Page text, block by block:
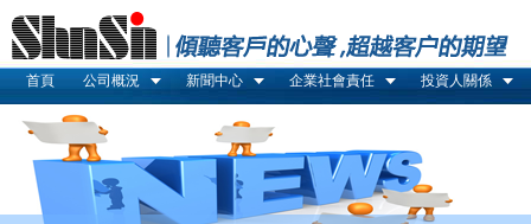
首頁 公司概況 新聞中心 企業社會責任 投資人關係